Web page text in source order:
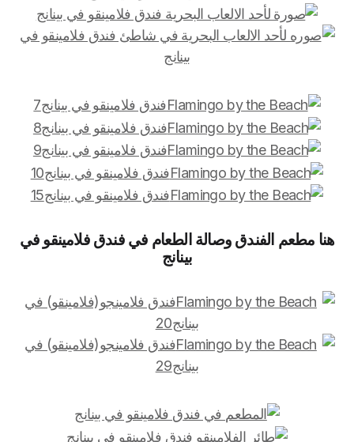
هنا مطعم الفندق وصالة الطعام في فندق فلامينقو في
بينانج